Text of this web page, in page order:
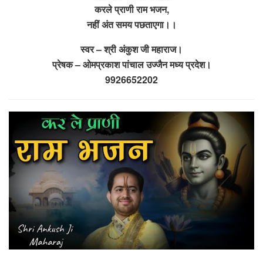
करले प्राणी राम भजन,
नहीं अंत समय पछताएगा।।
स्वर – श्री अंकुश जी महाराज।
प्रेषक – ओमप्रकाश पांचाल उज्जैन मध्य प्रदेश।
9926652202